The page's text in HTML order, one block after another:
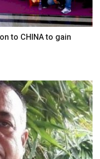
to CHINA to gain